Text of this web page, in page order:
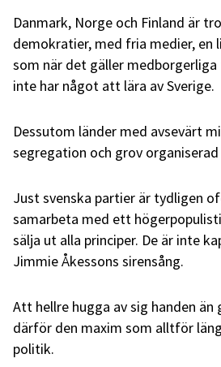
Danmark, Norge och Finland är
demokratier, med fria medier, en
som när det gäller
inte har något att lära av Sverige.
Dessutom länder med avsevärt
segregation och grov
Just svenska partier är tydligen
samarbeta med ett
sälja ut alla principer. De är inte
Jimmie Åkessons sirensång.
Att hellre hugga av sig handen
därför den maxim som alltför
politik.